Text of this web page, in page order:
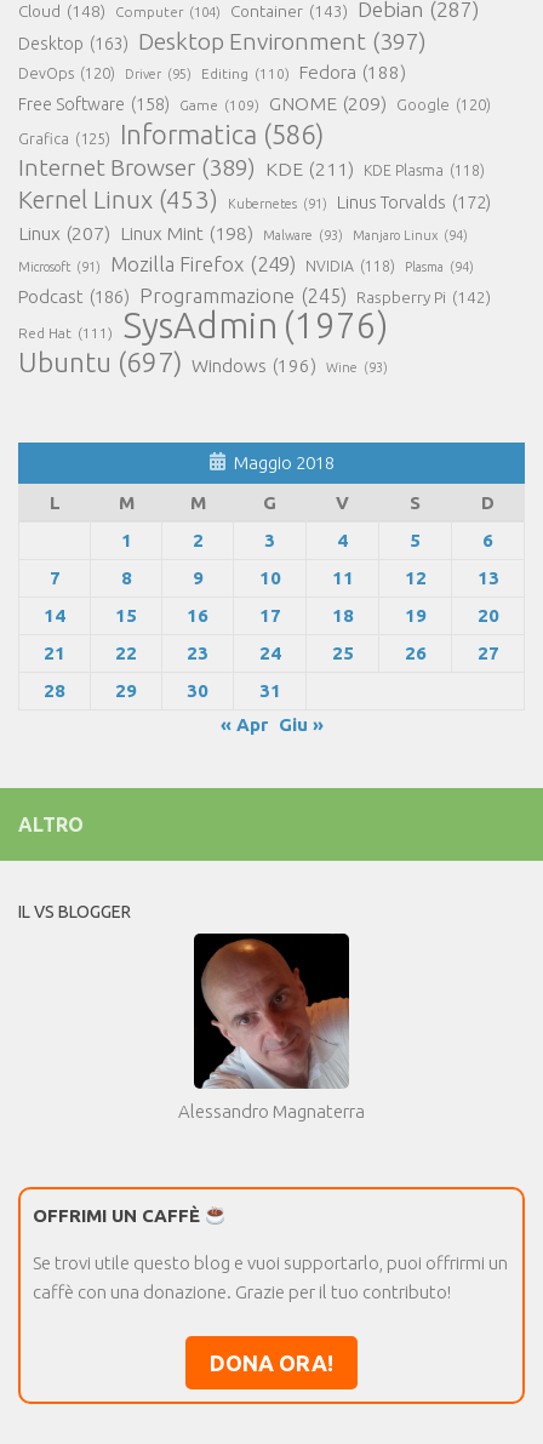
Cloud (148) Computer (104) Container (143) Debian (287)
Desktop (163) Desktop Environment (397)
DevOps (120) Driver (95) Editing (110) Fedora (188)
Free Software (158) Game (109) GNOME (209) Google (120)
Grafica (125) Informatica (586)
Internet Browser (389) KDE (211) KDE Plasma (118)
Kernel Linux (453) Kubernetes (91) Linus Torvalds (172)
Linux (207) Linux Mint (198) Malware (93) Manjaro Linux (94)
Microsoft (91) Mozilla Firefox (249) NVIDIA (118) Plasma (94)
Podcast (186) Programmazione (245) Raspberry Pi (142)
Red Hat (111) SysAdmin (1976)
Ubuntu (697) Windows (196) Wine (93)
Maggio 2018
L
M M G V S
D
1
2 3 4 5
6
7
8 9 10 11 12
13
14
15 16 17 18 19
20
21
22 23 24 25 26
27
28
29 30
31
« Apr
Giu »
ALTRO
IL VS BLOGGER
Alessandro Magnaterra
OFFRIMI UN CAFFÈ
Se trovi utile questo blog e vuoi supportarlo, puoi offrirmi un
caffè con una donazione. Grazie per il tuo contributo!
DONA ORA!